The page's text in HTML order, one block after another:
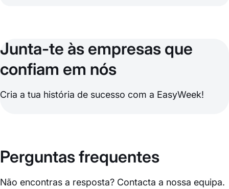
Junta-te às empresas que
confiam em nós
Cria a tua história de sucesso com a EasyWeek!
Perguntas frequentes
Não encontras a resposta? Contacta a nossa equipa.